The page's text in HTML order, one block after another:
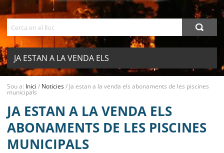
JA ESTAN A LA VENDA ELS
ABONAMENTS DE LES PISCINES
MUNICIPALS
AJUNTAMENT
MUNICIPI
Sou a: Inici / Noticies/ Ja estan a la venda els abonaments de les piscines
municipals
JA ESTAN A LA VENDA ELS
ABONAMENTS DE LES PISCINES
MUNICIPALS